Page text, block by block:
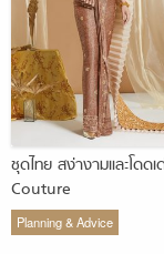
ชุดไทย สง่างามและโด
Couture
Planning & Advice